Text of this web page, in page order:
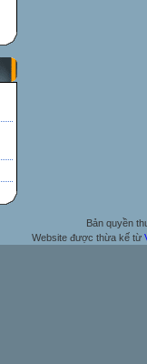
Bản quyền
Website được thừa kế từ